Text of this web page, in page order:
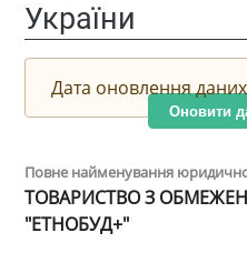
України
Дата оновлення
Оновити
Повне найменування
ТОВАРИСТВО З
"ЕТНОБУД+"